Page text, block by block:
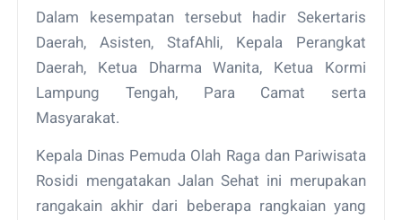
Dalam kesempatan tersebut hadir Sekertaris
Daerah, Asisten, StafAhli, Kepala Perangkat
Daerah, Ketua Dharma Wanita, Ketua Kormi
Lampung Tengah, Para Camat serta
Masyarakat.
Kepala Dinas Pemuda Olah Raga dan Pariwisata
Rosidi mengatakan Jalan Sehat ini merupakan
rangakain akhir dari beberapa rangkaian yang